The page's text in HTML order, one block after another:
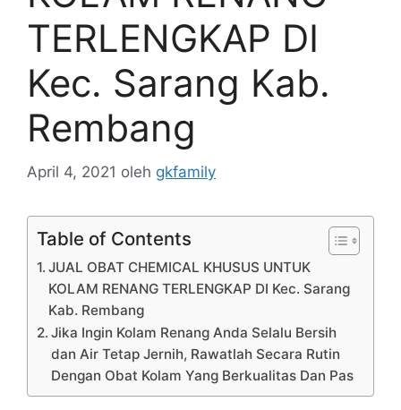
TERLENGKAP DI
Kec. Sarang Kab.
Rembang
April 4, 2021 oleh gkfamily
Table of Contents
JUAL OBAT CHEMICAL KHUSUS UNTUK
KOLAM RENANG TERLENGKAP DI Kec. Sarang
Kab. Rembang
Jika Ingin Kolam Renang Anda Selalu Bersih
dan Air Tetap Jernih, Rawatlah Secara Rutin
Dengan Obat Kolam Yang Berkualitas Dan Pas